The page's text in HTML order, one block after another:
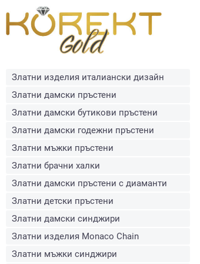
Златни изделия италиански дизайн
Златни дамски пръстени
Златни дамски бутикови пръстени
Златни дамски годежни пръстени
Златни мъжки пръстени
Златни брачни халки
Златни дамски пръстени с диаманти
Златни детски пръстени
Златни дамски синджири
Златни изделия Monaco Chain
Златни мъжки синджири